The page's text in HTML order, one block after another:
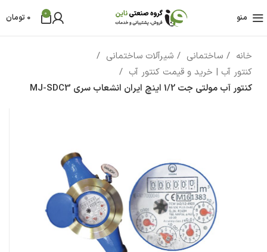
منو 0
0 تومان
خانه ساختمانی
شیرآلات ساختمانی
کنتور آب | خرید و قیمت کنتور آب
کنتور آب مولتی جت 1/2 اینچ ایران انشعاب سری MJ-SDC3